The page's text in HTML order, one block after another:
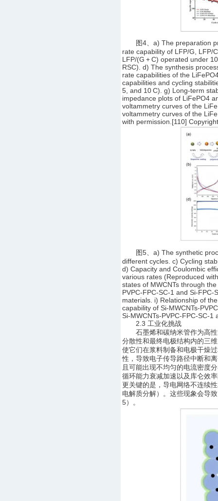
图4、a) The preparation
rate capability of LFP/G, LFP/
LFP/(G + C) operated under
RSC). d) The synthesis
rate capabilities of the
capabilities and cycling
5, and 10 C). g) Long-term
impedance plots of LiFePO4
voltammetry curves of the
voltammetry curves of the
with permission.[110]
图5、a) The synthetic
different cycles. c) Cycling
d) Capacity and Coulombic
various rates (Reproduced
states of MWCNTs through
PVPC-FPC-SC-1 and Si-
materials. i) Relationship of
capability of Si-MWCNTs-
Si-MWCNTs-PVPC-FPC-SC-1
2.3 工业化挑战
石墨烯和碳纳米管作为高性
分散性和最终电极结构内的三
使它们在浆料制备和电极干燥
性，导致电子传导路径中断和
且可能出现不均匀的电流密度
循环能力衰减加速以及库仑效
更关键的是，导电网络不连续
电解质分解）。这些现象会导
5）。